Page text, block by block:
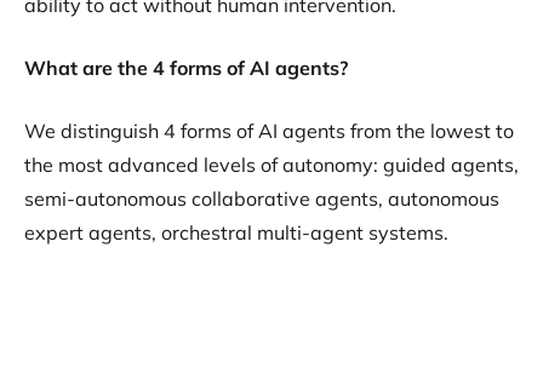
What are the 4 forms of AI agents?
We distinguish 4 forms of AI agents from the lowest to
the most advanced levels of autonomy: guided agents,
semi-autonomous collaborative agents, autonomous
expert agents, orchestral multi-agent systems.